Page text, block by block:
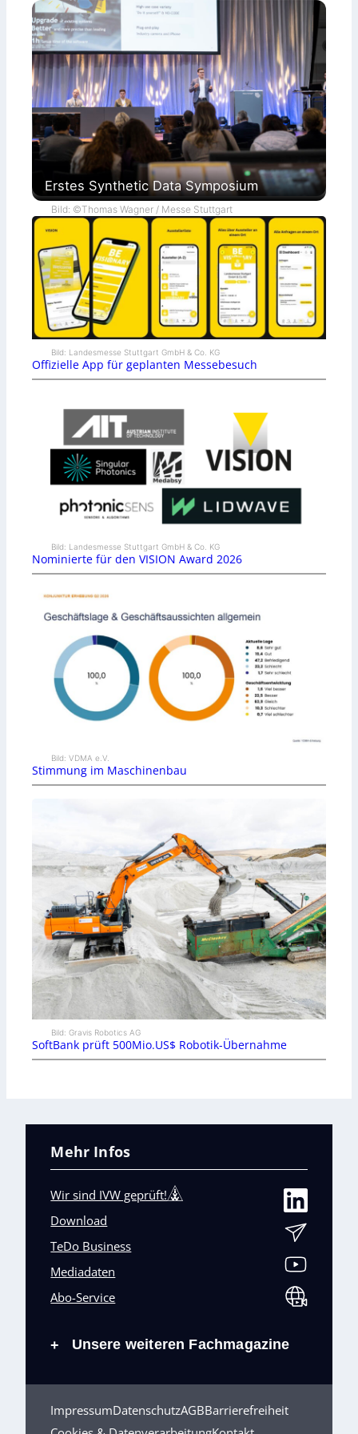
Erstes Synthetic Data Symposium
Bild: ©Thomas Wagner / Messe Stuttgart
Bild: Landesmesse Stuttgart GmbH & Co. KG
Offizielle App für geplanten Messebesuch
Bild: Landesmesse Stuttgart GmbH & Co. KG
Nominierte für den VISION Award 2026
Bild: VDMA e.V.
Stimmung im Maschinenbau
Bild: Gravis Robotics AG
SoftBank prüft 500Mio.US$ Robotik-Übernahme
Mehr Infos
Wir sind IVW geprüft!
Download
TeDo Business
Mediadaten
Abo-Service
+ Unsere weiteren Fachmagazine
ImpressumDatenschutzAGBBarrierefreiheit